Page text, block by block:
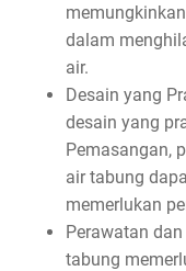
dalam
air.
Desain yang
desain yang
Pemasangan,
air tabung
memerlukan
Perawatan
tabung